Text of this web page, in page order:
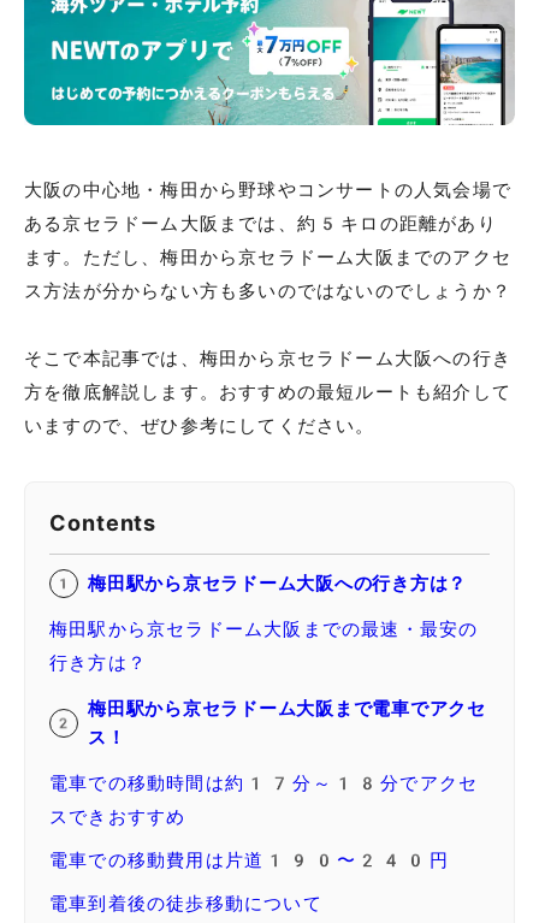
大阪の中心地・梅田から野球やコンサートの人気会場で
ある京セラドーム大阪までは、約5キロの距離があり
ます。ただし、梅田から京セラドーム大阪までのアクセ
ス方法が分からない方も多いのではないのでしょうか？
そこで本記事では、梅田から京セラドーム大阪への行き
方を徹底解説します。おすすめの最短ルートも紹介して
いますので、ぜひ参考にしてください。
Contents
梅田駅から京セラドーム大阪への行き方は？
梅田駅から京セラドーム大阪までの最速・最安の
行き方は？
梅田駅から京セラドーム大阪まで電車でアクセ
ス！
電車での移動時間は約17分～18分でアクセ
スできおすすめ
電車での移動費用は片道190〜240円
電車到着後の徒歩移動について